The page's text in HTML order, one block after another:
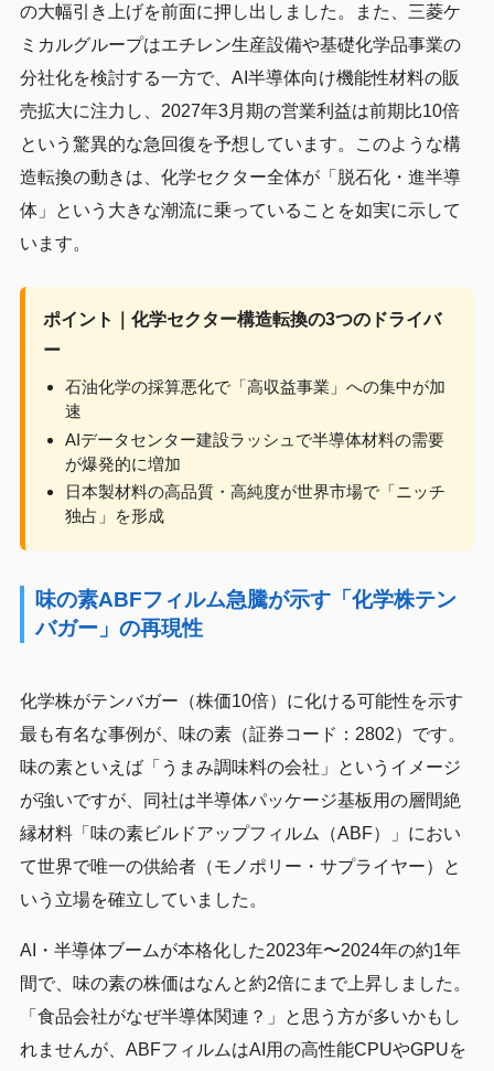
の大幅引き上げを前面に押し出しました。また、三菱ケ
ミカルグループはエチレン生産設備や基礎化学品事業の
分社化を検討する一方で、AI半導体向け機能性材料の販
売拡大に注力し、2027年3月期の営業利益は前期比10倍
という驚異的な急回復を予想しています。このような構
造転換の動きは、化学セクター全体が「脱石化・進半導
体」という大きな潮流に乗っていることを如実に示して
います。
ポイント｜化学セクター構造転換の3つのドライバ
ー
石油化学の採算悪化で「高収益事業」への集中が加
速
AIデータセンター建設ラッシュで半導体材料の需要
が爆発的に増加
日本製材料の高品質・高純度が世界市場で「ニッチ
独占」を形成
味の素ABFフィルム急騰が示す「化学株テン
バガー」の再現性
化学株がテンバガー（株価10倍）に化ける可能性を示す
最も有名な事例が、味の素（証券コード：2802）です。
味の素といえば「うまみ調味料の会社」というイメージ
が強いですが、同社は半導体パッケージ基板用の層間絶
縁材料「味の素ビルドアップフィルム（ABF）」におい
て世界で唯一の供給者（モノポリー・サプライヤー）と
いう立場を確立していました。
AI・半導体ブームが本格化した2023年〜2024年の約1年
間で、味の素の株価はなんと約2倍にまで上昇しました。
「食品会社がなぜ半導体関連？」と思う方が多いかもし
れませんが、ABFフィルムはAI用の高性能CPUやGPUを